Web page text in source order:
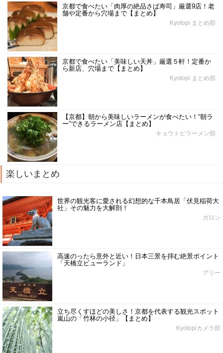
京都で食べたい「肉厚の絶品さば寿司」厳選9店！老
舗や定番から穴場まで【まとめ】
Kyotopi まとめ部
京都で食べたい「美味しい天丼」厳選５軒！定番か
ら新店、穴場まで【まとめ】
Kyotopi まとめ部
【京都】朝から美味しいラーメンが食べたい！“朝ラ
ー”できるラーメン店【まとめ】
キョウトピラーメン部
楽しいまとめ
世界の観光客に愛される幻想的な千本鳥居「伏見稲荷大
社」その魅力を大解剖！
ガロン
高速のったら意外と近い！日本三景を拝む絶景ポイント
「天橋立ビューランド」
アリー
立ち尽くすほどの美しさ！京都を代表する観光スポット
嵐山の「竹林の小径」【まとめ】
Kyotopiカメラ部